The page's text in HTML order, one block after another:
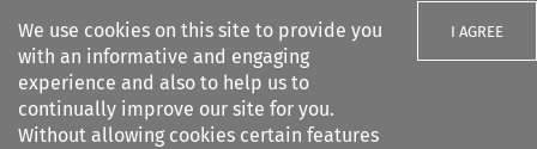
We use cookies on this site to provide you
with an informative and engaging
experience and also to help us to
continually improve our site for you.
Without allowing cookies certain features
I AGREE